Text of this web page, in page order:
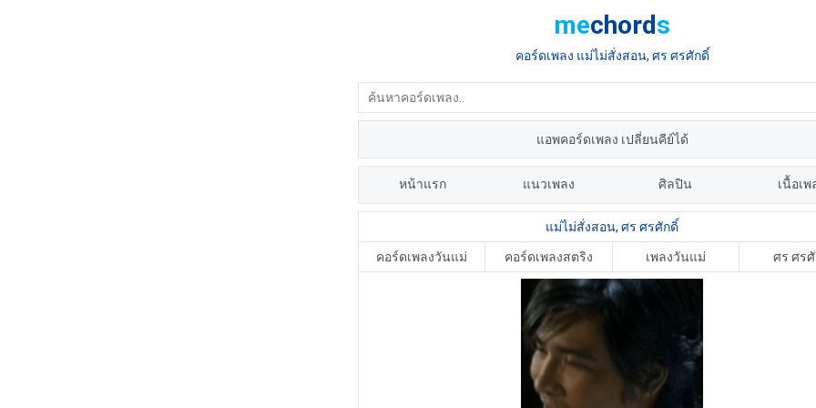
mechords
คอร์ดเพลง แม่ไม่สั่งสอน, ศร ศรศักดิ์
แอพคอร์ดเพลง เปลี่ยนคีย์ได้
หน้าแรก แนวเพลง ศิลปิน เนื้อเพ
แม่ไม่สั่งสอน, ศร ศรศักดิ์
คอร์ดเพลงวันแม่ คอร์ดเพลงสตริง เพลงวันแม่ ศร ศร